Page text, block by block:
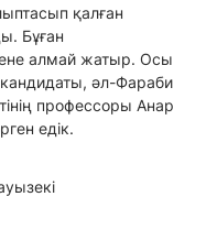
қалған
Бұған
алмай жатыр. Осы
әл-Фараби
профессоры Анар
едік.